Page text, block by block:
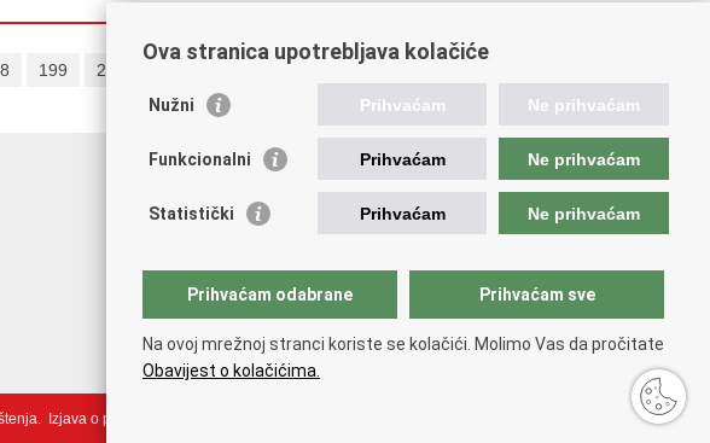
199 200 203
Važne poveznice
Vlada RH
Muzej hrvatskog vatrogastva
The Federation of EUropean Fire Officers FEU
Intranet (samo za službenike HVZ)
. Izjava o pristupačnosti
Ova stranica upotrebljava kolačiće
Nužni Prihvaćam Ne prihvaćam
Funkcionalni Prihvaćam Ne prihvaćam
Statistički Prihvaćam Ne prihvaćam
Prihvaćam odabrane Prihvaćam sve
Na ovoj mrežnoj stranci koriste se kolačići. Molimo Vas da pročitate
Obavijest o kolačićima.